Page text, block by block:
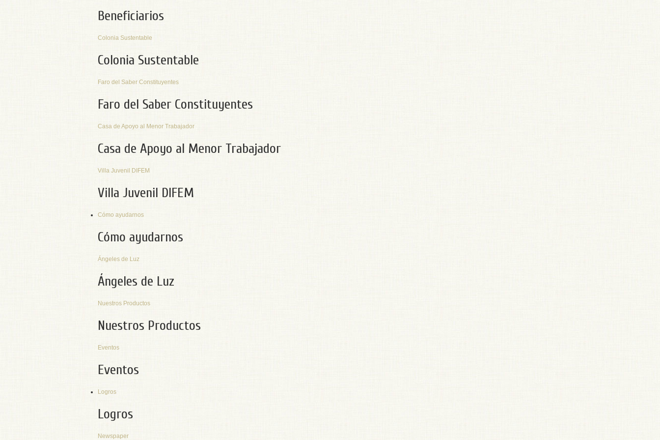
Beneficiarios
Colonia Sustentable
Colonia Sustentable
Faro del Saber Constituyentes
Faro del Saber Constituyentes
Casa de Apoyo al Menor Trabajador
Casa de Apoyo al Menor Trabajador
Villa Juvenil DIFEM
Villa Juvenil DIFEM
Cómo ayudarnos
Cómo ayudarnos
Ángeles de Luz
Ángeles de Luz
Nuestros Productos
Nuestros Productos
Eventos
Eventos
Logros
Logros
Newspaper